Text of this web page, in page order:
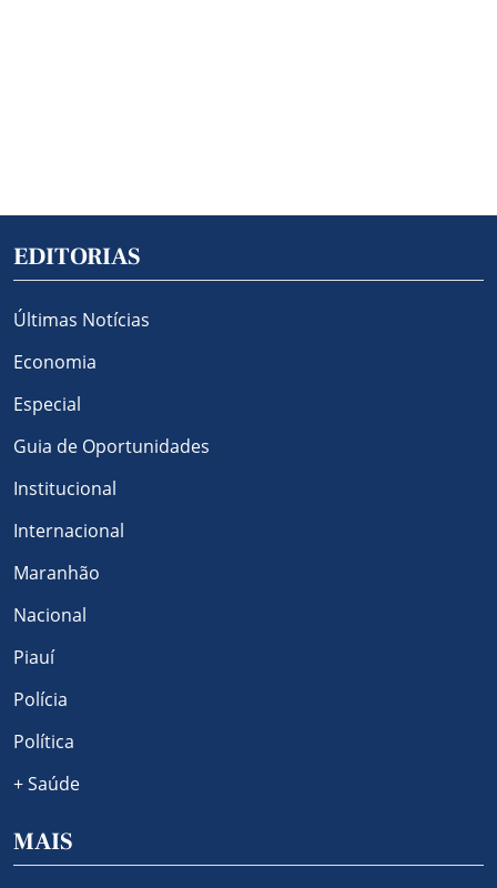
EDITORIAS
Últimas Notícias
Economia
Especial
Guia de Oportunidades
Institucional
Internacional
Maranhão
Nacional
Piauí
Polícia
Política
+ Saúde
MAIS